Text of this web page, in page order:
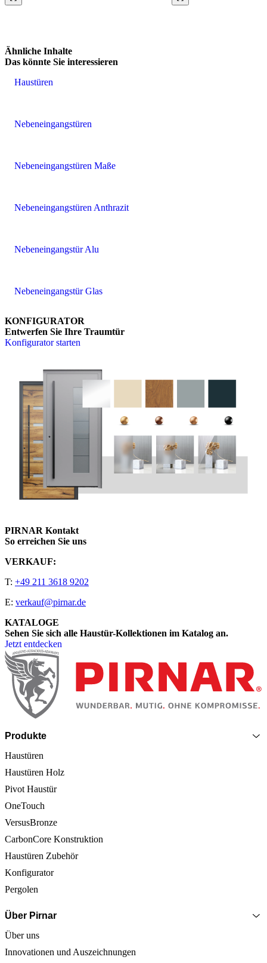
Ähnliche Inhalte
Das könnte Sie interessieren
Haustüren
Nebeneingangstüren
Nebeneingangstüren Maße
Nebeneingangstüren Anthrazit
Nebeneingangstür Alu
Nebeneingangstür Glas
KONFIGURATOR
Entwerfen Sie Ihre Traumtür
Konfigurator starten
PIRNAR Kontakt
So erreichen Sie uns
VERKAUF:
T: +49 211 3618 9202
E: verkauf@pirnar.de
KATALOGE
Sehen Sie sich alle Haustür-Kollektionen im Katalog an.
Jetzt entdecken
Seitenfooter
Produkte
Haustüren
Haustüren Holz
Pivot Haustür
OneTouch
VersusBronze
CarbonCore Konstruktion
Haustüren Zubehör
Konfigurator
Pergolen
Über Pirnar
Über uns
Innovationen und Auszeichnungen